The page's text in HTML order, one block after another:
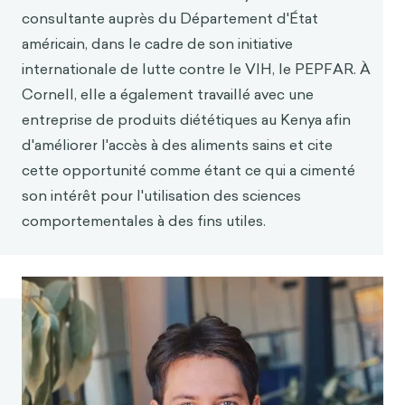
enseignants adoptent les nouvelles technolog
- et pourquoi ils ne le font pas. EdSurge.
https://www.edsurge.com/news/2019-05-29-
here-s-why-teachers-adopt-new-tech-and-
why-they-don-t
Devanesan, J. (2022, 28 avril).L'adoption des
technologies de l'éducation sans comprome ttre
périence de l'utilisateur. TechHQ.
https://techhq.com/2022/04/ensuring-edtech-
adoption-without-compromising-the-user-
Zinchenko, P. (2021, 12 avril).Les 9 principaux
défis et opportunités de l'EdTec
h en 2021.
Société de développement d'applications Web
et mobiles - MindK.Com.
https://www.mindk.com/blog/edtech-
chal lenges-and-opportunities/
consultante auprès du Département d'État
américain, dans le cadre de son initiative
internationale de lutte contre le VIH, le PEPFAR. À
Cornell, elle a également travaillé avec une
entreprise de produits diététiques au Kenya afin
d'améliorer l'accès à des aliments sains et cite
cette opportunité comme étant ce qui a cimenté
son intérêt pour l'utilisation des sciences
comportementales à des fins utiles.